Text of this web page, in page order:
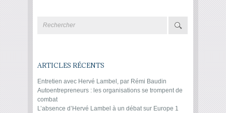
ARTICLES RÉCENTS
Entretien avec Hervé Lambel, par Rémi Baudin
Autoentrepreneurs : les organisations se trompent de
combat
L’absence d’Hervé Lambel à un débat sur Europe 1